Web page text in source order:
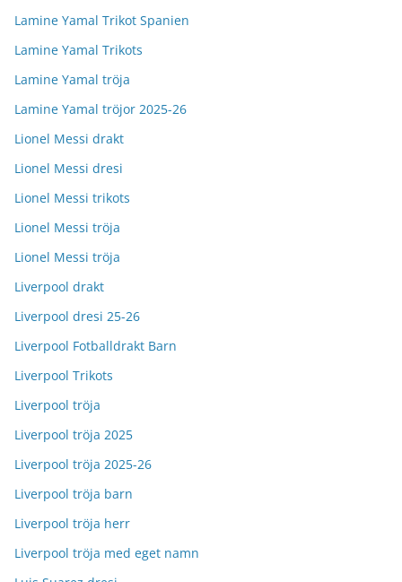
Lamine Yamal Trikot Spanien
Lamine Yamal Trikots
Lamine Yamal tröja
Lamine Yamal tröjor 2025-26
Lionel Messi drakt
Lionel Messi dresi
Lionel Messi trikots
Lionel Messi tröja
Lionel Messi tröja
Liverpool drakt
Liverpool dresi 25-26
Liverpool Fotballdrakt Barn
Liverpool Trikots
Liverpool tröja
Liverpool tröja 2025
Liverpool tröja 2025-26
Liverpool tröja barn
Liverpool tröja herr
Liverpool tröja med eget namn